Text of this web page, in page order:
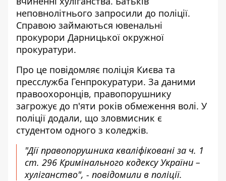
неповнолітнього запросили до поліції.
Справою займаються ювенальні
прокурори Дарницької окружної
прокуратури.
Про це повідомляє поліція Києва та
пресслужба Генпрокуратури. За даними
правоохоронців, правопорушнику
загрожує до п'яти років обмеження волі. У
поліції додали, що зловмисник є
студентом одного з коледжів.
"Дії правопорушника кваліфіковані за ч. 1
ст. 296 Кримінального кодексу України –
хуліганство", - повідомили в поліції.